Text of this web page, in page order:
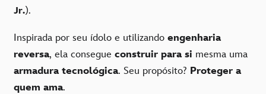
Jr.).
Inspirada por seu ídolo e utilizando engenharia
reversa, ela consegue construir para si mesma uma
armadura tecnológica. Seu propósito? Proteger a
quem ama.